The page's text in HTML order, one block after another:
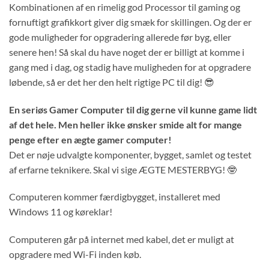
Kombinationen af en rimelig god Processor til gaming og
fornuftigt grafikkort giver dig smæk for skillingen. Og der er
gode muligheder for opgradering allerede før byg, eller
senere hen! Så skal du have noget der er billigt at komme i
gang med i dag, og stadig have muligheden for at opgradere
løbende, så er det her den helt rigtige PC til dig! 😎
En seriøs Gamer Computer til dig gerne vil kunne game lidt
af det hele. Men heller ikke ønsker smide alt for mange
penge efter en ægte gamer computer!
Det er nøje udvalgte komponenter, bygget, samlet og testet
af erfarne teknikere. Skal vi sige ÆGTE MESTERBYG! 🤓
Computeren kommer færdigbygget, installeret med
Windows 11 og køreklar!
Computeren går på internet med kabel, det er muligt at
opgradere med Wi-Fi inden køb.